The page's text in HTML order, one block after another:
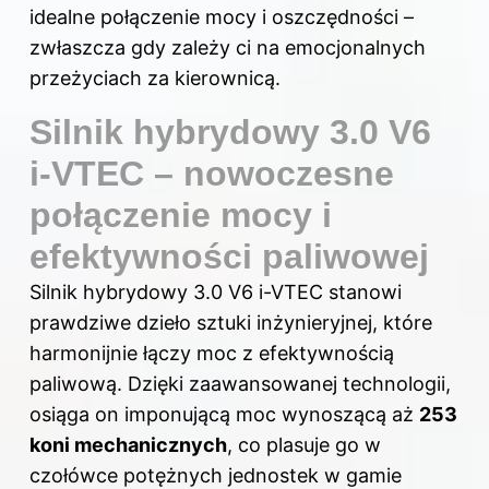
idealne połączenie mocy i oszczędności –
zwłaszcza gdy zależy ci na emocjonalnych
przeżyciach za kierownicą.
Silnik hybrydowy 3.0 V6
i-VTEC – nowoczesne
połączenie mocy i
efektywności paliwowej
Silnik hybrydowy 3.0 V6 i-VTEC stanowi
prawdziwe dzieło sztuki inżynieryjnej, które
harmonijnie łączy moc z efektywnością
paliwową. Dzięki zaawansowanej technologii,
osiąga on imponującą moc wynoszącą aż 253
koni mechanicznych, co plasuje go w
czołówce potężnych jednostek w gamie